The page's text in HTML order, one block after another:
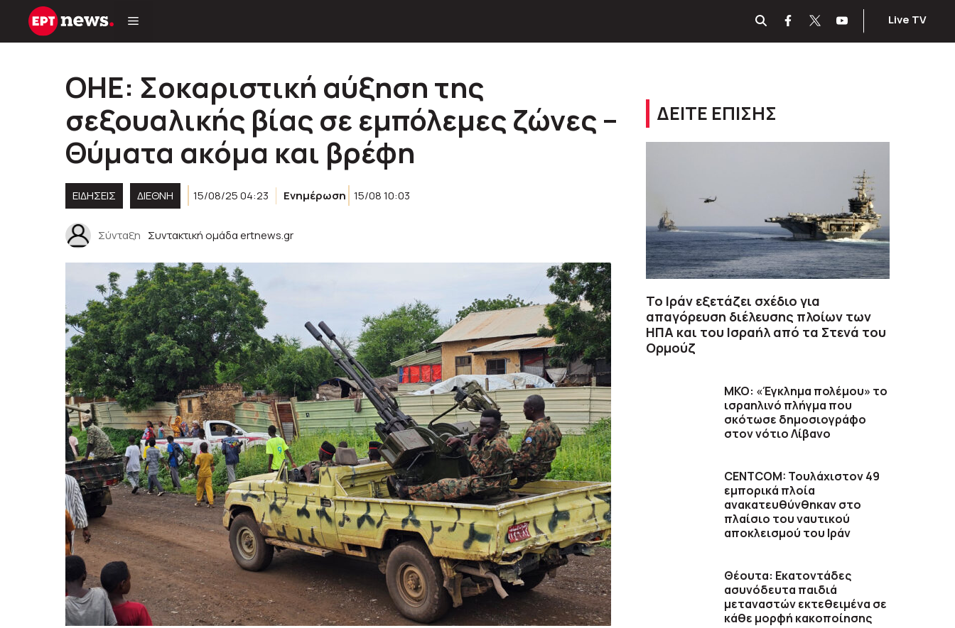
Μετάβαση
Live TV
ΟΗΕ: Σοκαριστική αύξηση της
σεξουαλικής βίας σε εμπόλεμες ζώνες –
Θύματα ακόμα και βρέφη
ΕΙΔΗΣΕΙΣ ΔΙΕΘΝΗ 15/08/25 04:23 Ενημέρωση 15/08 10:03
Σύνταξη Συντακτική ομάδα ertnews.gr
ΔΕΙΤΕ ΕΠΙΣΗΣ
Το Ιράν εξετάζει σχέδιο για
απαγόρευση διέλευσης πλοίων των
ΗΠΑ και του Ισραήλ από τα Στενά του
Ορμούζ
ΜΚΟ: «Έγκλημα πολέμου» το
ισραηλινό πλήγμα που
σκότωσε δημοσιογράφο
στον νότιο Λίβανο
CENTCOM: Τουλάχιστον 49
εμπορικά πλοία
ανακατευθύνθηκαν στο
πλαίσιο του ναυτικού
αποκλεισμού του Ιράν
Θέουτα: Εκατοντάδες
ασυνόδευτα παιδιά
μεταναστών εκτεθειμένα σε
κάθε μορφή κακοποίησης